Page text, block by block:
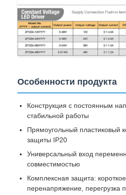
Особенности продукта
Конструкция с постоянным
стабильной работы
Прямоугольный пластиковый
защиты IP20
Универсальный вход
совместимостью
Комплексная защита:
перенапряжение, перегрузка